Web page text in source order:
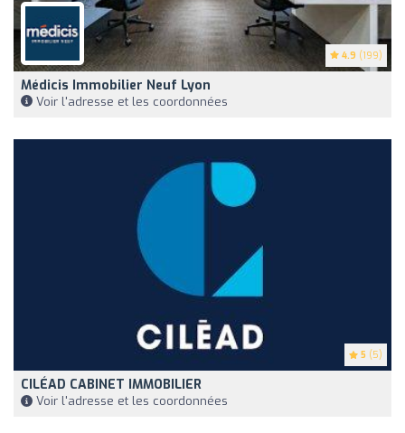
4.9 (199)
Médicis Immobilier Neuf Lyon
Voir l'adresse et les coordonnées
5 (5)
CILÉAD CABINET IMMOBILIER
Voir l'adresse et les coordonnées